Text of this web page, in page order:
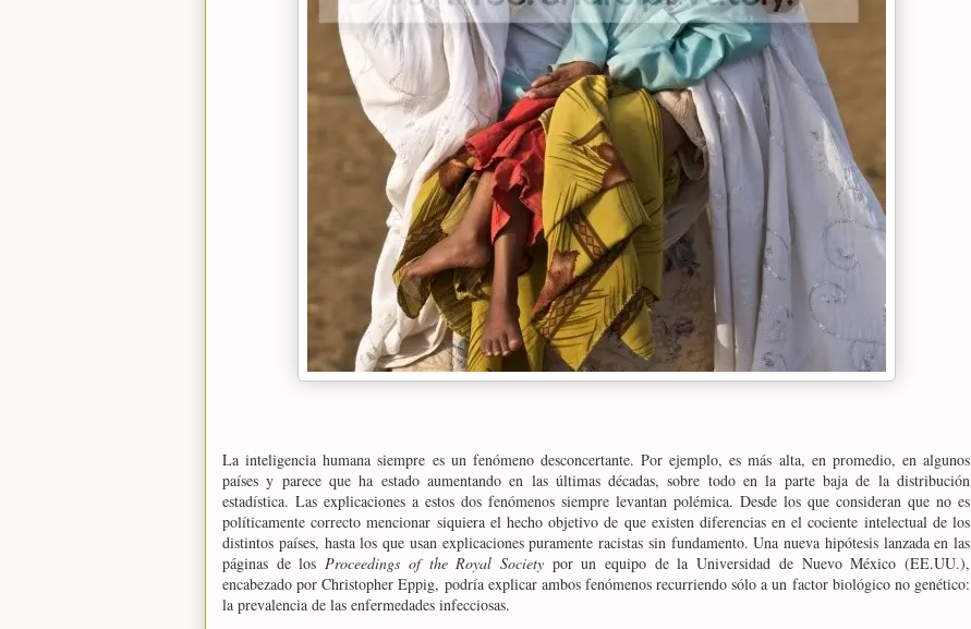
La inteligencia humana siempre es un fenómeno desconcertante. Por ejemplo, es más alta, en promedio, en algunos
países y parece que ha estado aumentando en las últimas décadas, sobre todo en la parte baja de la distribución
estadística. Las explicaciones a estos dos fenómenos siempre levantan polémica. Desde los que consideran que no es
políticamente correcto mencionar siquiera el hecho objetivo de que existen diferencias en el cociente intelectual de los
distintos países, hasta los que usan explicaciones puramente racistas sin fundamento. Una nueva hipótesis lanzada en las
páginas de losProceedings of the Royal Societypor un equipo dela Universidad de Nuevo México (EE.UU.),
encabezado por Christopher Eppig, podría explicar ambos fenómenos recurriendo sólo a un factor biológico no genético:
la prevalencia de las enfermedades infecciosas.